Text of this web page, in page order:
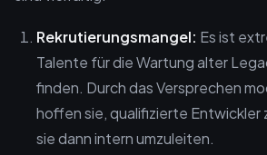
Rekrutierungsmangel: Es ist
Talente für die Wartung alter
finden. Durch das Versprechen
hoffen sie, qualifizierte Entwickler
sie dann intern umzuleiten.